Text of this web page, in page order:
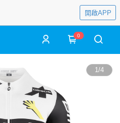
開啟APP
0
1/4